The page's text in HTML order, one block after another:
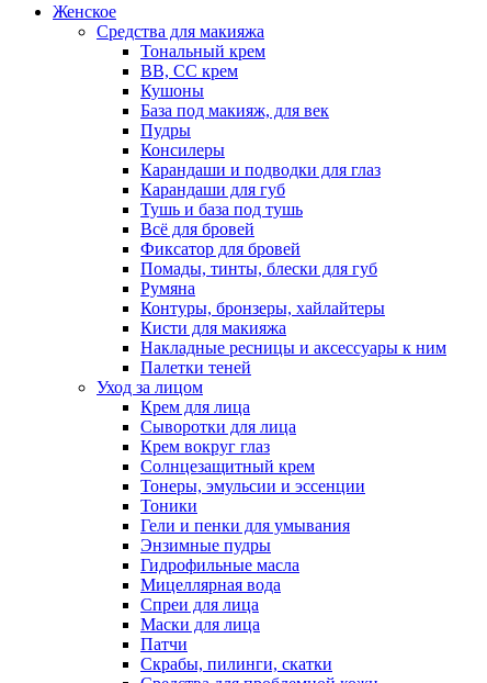
Женское
Средства для макияжа
Тональный крем
BB, CC крем
Кушоны
База под макияж, для век
Пудры
Консилеры
Карандаши и подводки для глаз
Карандаши для губ
Тушь и база под тушь
Всё для бровей
Фиксатор для бровей
Помады, тинты, блески для губ
Румяна
Контуры, бронзеры, хайлайтеры
Кисти для макияжа
Накладные ресницы и аксессуары к ним
Палетки теней
Уход за лицом
Крем для лица
Сыворотки для лица
Крем вокруг глаз
Солнцезащитный крем
Тонеры, эмульсии и эссенции
Тоники
Гели и пенки для умывания
Энзимные пудры
Гидрофильные масла
Мицеллярная вода
Спреи для лица
Маски для лица
Патчи
Скрабы, пилинги, скатки